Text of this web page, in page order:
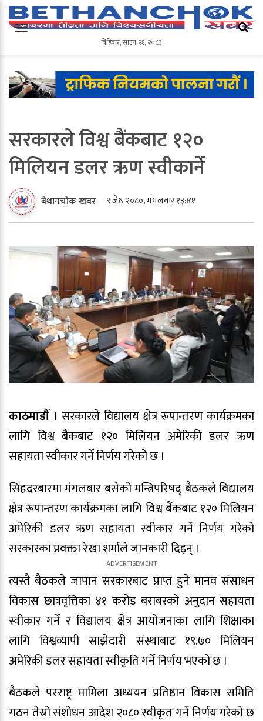
बिहिबार,साउन २१,२०८३
बिहिबार,साउन २१, २०८३
सरकारले विश्व बैंकबाट १२०
मिलियन डलर ऋण स्वीकार्ने
बेथानचोक खबर ९ जेष्ठ २०८०, मंगलवार १३:४१
काठमाडौँ । सरकारले विद्यालय क्षेत्र रूपान्तरण कार्यक्रमका
लागि विश्व बैंकबाट १२० मिलियन अमेरिकी डलर ऋण
सहायता स्वीकार गर्ने निर्णय गरेको छ ।
सिंहदरबारमा मंगलबार बसेको मन्त्रिपरिषद् बैठकले विद्यालय
क्षेत्र रूपान्तरण कार्यक्रमका लागि विश्व बैंकबाट १२० मिलियन
अमेरिकी डलर ऋण सहायता स्वीकार गर्ने निर्णय गरेको
सरकारका प्रवक्ता रेखा शर्माले जानकारी दिइन् ।
त्यस्तै बैठकले जापान सरकारबाट प्राप्त हुने मानव संसाधन
विकास छात्रवृत्तिका ४१ करोड बराबरको अनुदान सहायता
स्वीकार गर्ने र विद्यालय क्षेत्र आयोजनाका लागि शिक्षाका
लागि विश्वव्यापी साझेदारी संस्थाबाट १९.७० मिलियन
अमेरिकी डलर सहायता स्वीकृति गर्ने निर्णय भएको छ ।
बैठकले परराष्ट्र मामिला अध्ययन प्रतिष्ठान विकास समिति
गठन तेस्रो संशोधन आदेश २०८० स्वीकृत गर्ने निर्णय गरेको छ